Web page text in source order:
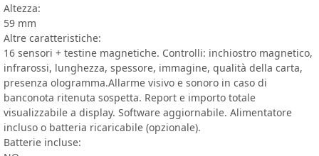
Altezza:
59 mm
Altre caratteristiche:
16 sensori + testine magnetiche. Controlli: inchiostro magnetico,
infrarossi, lunghezza, spessore, immagine, qualità della carta,
presenza ologramma.Allarme visivo e sonoro in caso di
banconota ritenuta sospetta. Report e importo totale
visualizzabile a display. Software aggiornabile. Alimentatore
incluso o batteria ricaricabile (opzionale).
Batterie incluse: